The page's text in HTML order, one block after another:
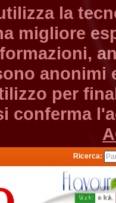
la
migliore
anonimi
per
conferma
Ricerca: